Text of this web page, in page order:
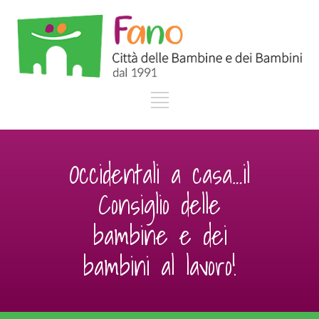
Occidentali a casa…il
Consiglio delle
bambine e dei
bambini al lavoro!